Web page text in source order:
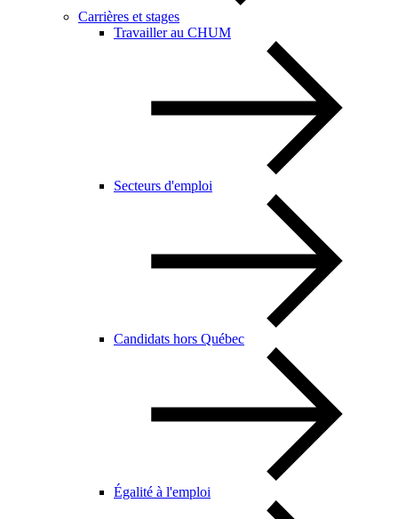
Carrières et stages
Travailler au CHUM
Secteurs d'emploi
Candidats hors Québec
Égalité à l'emploi